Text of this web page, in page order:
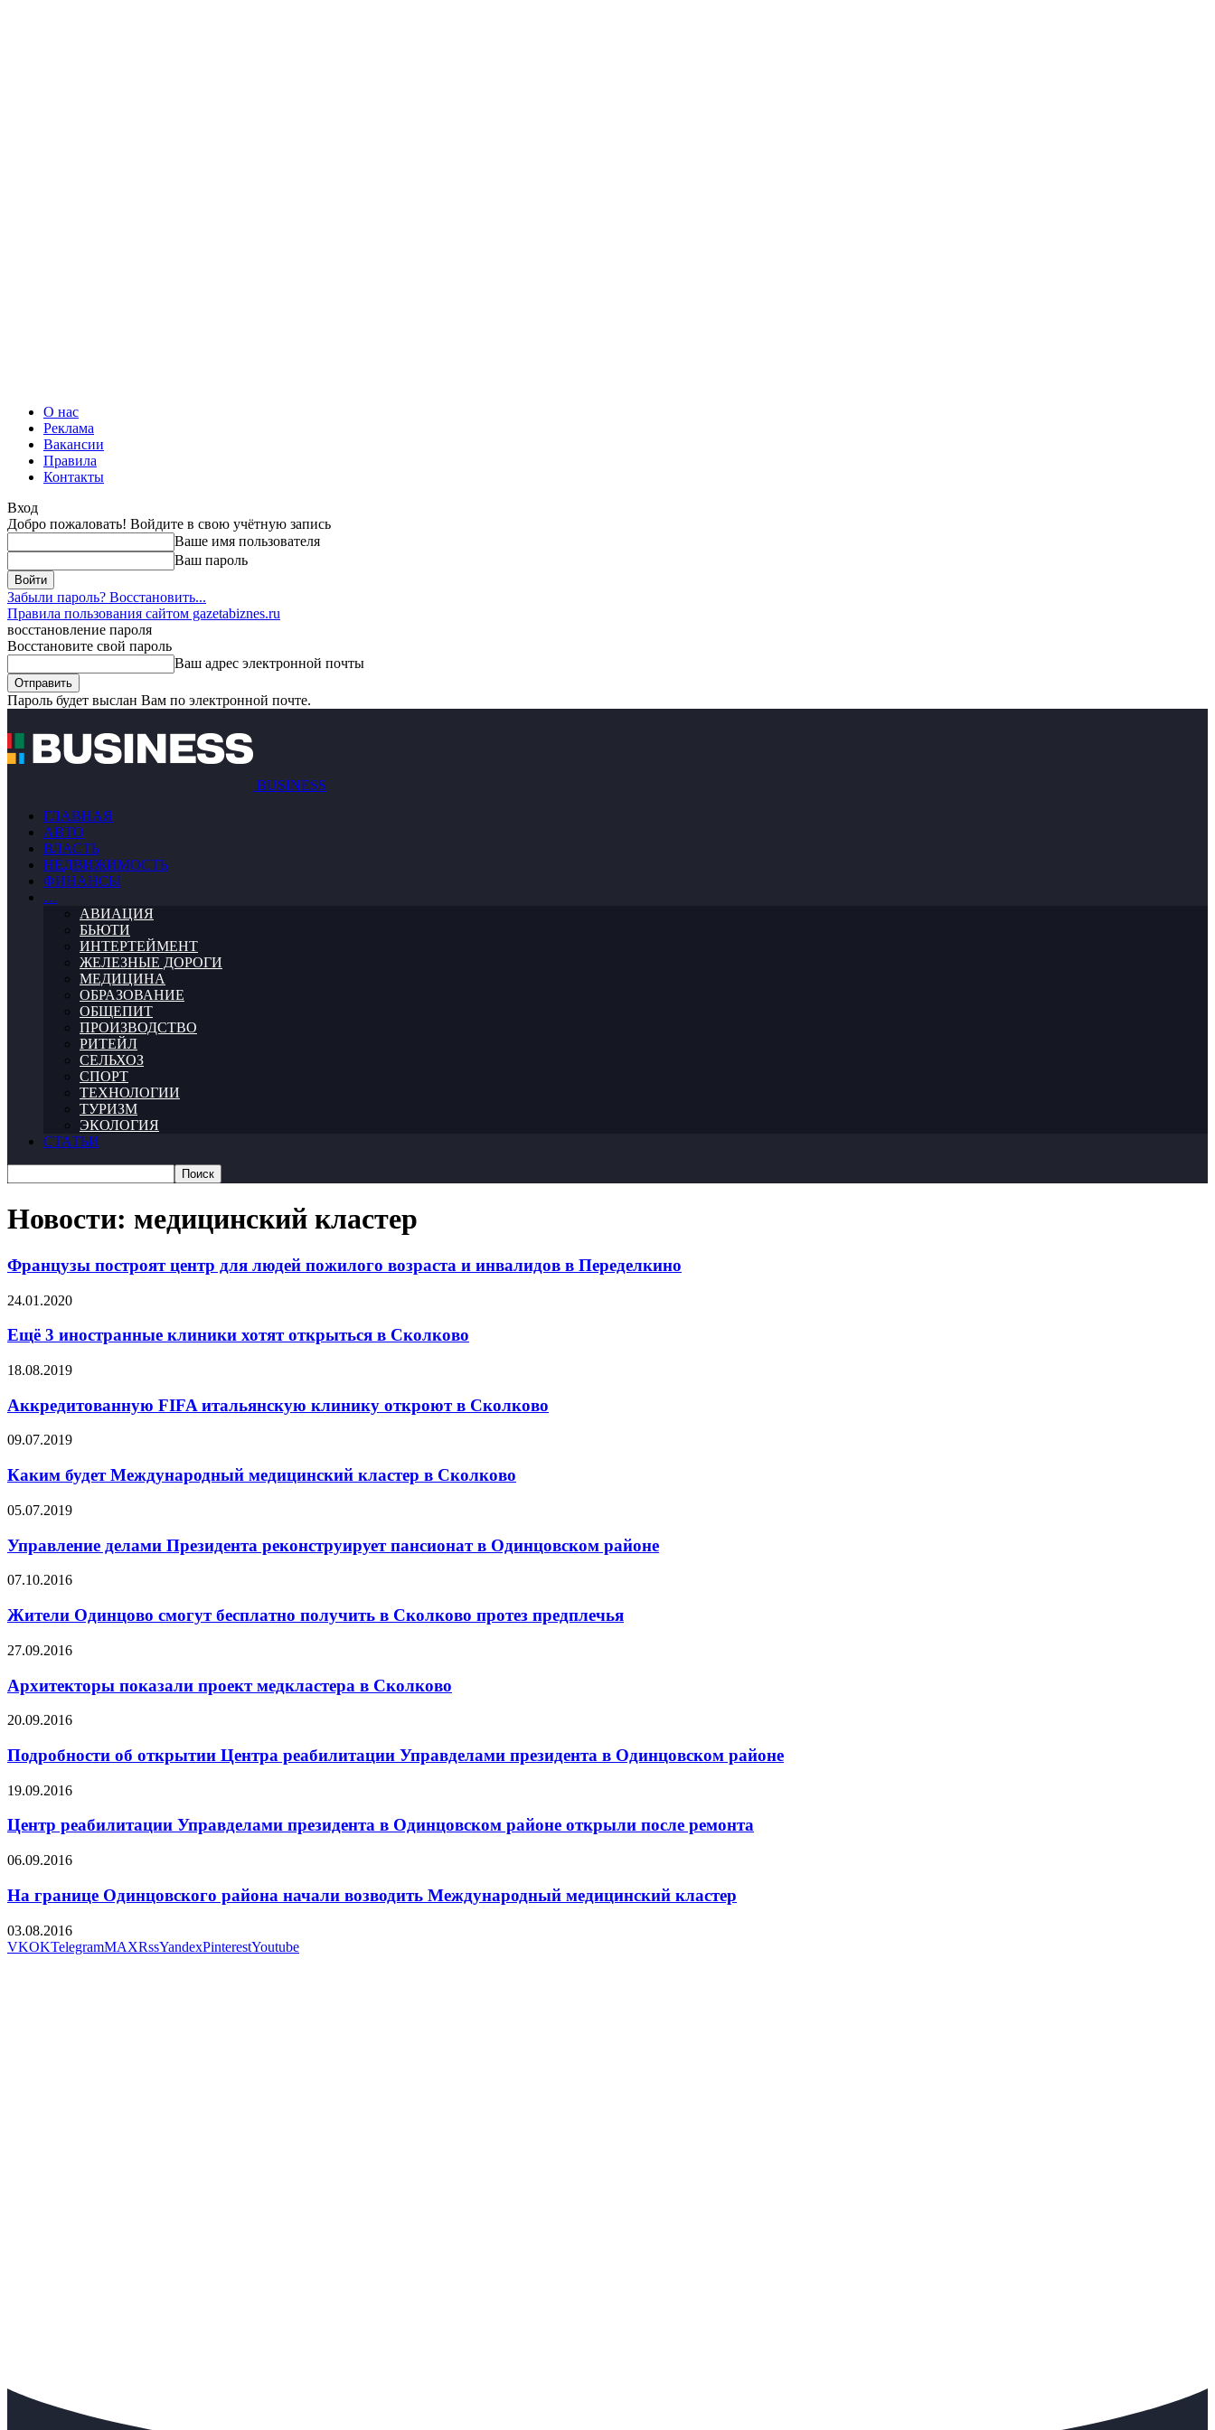
О нас
Реклама
Вакансии
Правила
Контакты
Вход
Добро пожаловать! Войдите в свою учётную запись
Ваше имя пользователя
Ваш пароль
Забыли пароль? Восстановить...
Правила пользования сайтом gazetabiznes.ru
восстановление пароля
Восстановите свой пароль
Ваш адрес электронной почты
Пароль будет выслан Вам по электронной почте.
BUSINESS
ГЛАВНАЯ
АВТО
ВЛАСТЬ
НЕДВИЖИМОСТЬ
ФИНАНСЫ
…
АВИАЦИЯ
БЬЮТИ
ИНТЕРТЕЙМЕНТ
ЖЕЛЕЗНЫЕ ДОРОГИ
МЕДИЦИНА
ОБРАЗОВАНИЕ
ОБЩЕПИТ
ПРОИЗВОДСТВО
РИТЕЙЛ
СЕЛЬХОЗ
СПОРТ
ТЕХНОЛОГИИ
ТУРИЗМ
ЭКОЛОГИЯ
СТАТЬИ
Новости: медицинский кластер
Французы построят центр для людей пожилого возраста и инвалидов в Переделкино
24.01.2020
Ещё 3 иностранные клиники хотят открыться в Сколково
18.08.2019
Аккредитованную FIFA итальянскую клинику откроют в Сколково
09.07.2019
Каким будет Международный медицинский кластер в Сколково
05.07.2019
Управление делами Президента реконструирует пансионат в Одинцовском районе
07.10.2016
Жители Одинцово смогут бесплатно получить в Сколково протез предплечья
27.09.2016
Архитекторы показали проект медкластера в Сколково
20.09.2016
Подробности об открытии Центра реабилитации Управделами президента в Одинцовском районе
19.09.2016
Центр реабилитации Управделами президента в Одинцовском районе открыли после ремонта
06.09.2016
На границе Одинцовского района начали возводить Международный медицинский кластер
03.08.2016
VKOKTelegramMAXRssYandexPinterestYoutube